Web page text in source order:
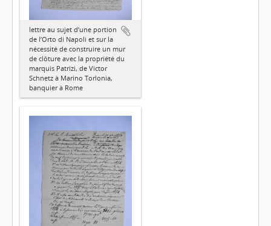
lettre au sujet d’une portion
de l’Orto di Napoli et sur la
nécessité de construire un mur
de clôture avec la propriété du
marquis Patrizi, de Victor
Schnetz à Marino Torlonia,
banquier à Rome